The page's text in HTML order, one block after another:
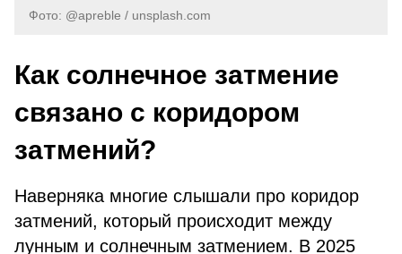
Фото: @apreble / unsplash.com
Как солнечное затмение
связано с коридором
затмений?
Наверняка многие слышали про коридор
затмений, который происходит между
лунным и солнечным затмением. В 2025